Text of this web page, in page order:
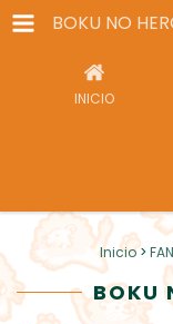
BOKU NO
INICIO
Inicio>
BOKU